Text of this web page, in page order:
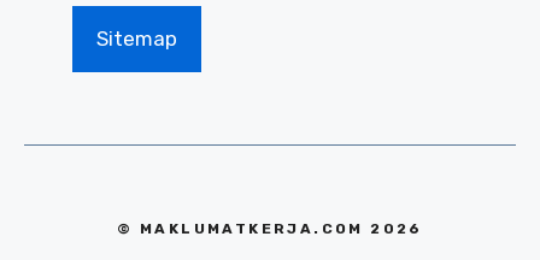
Sitemap
© MAKLUMATKERJA.COM 2026